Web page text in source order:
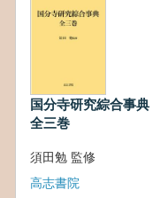
国分寺研究綜合事典
全三巻
須田勉 監修
高志書院